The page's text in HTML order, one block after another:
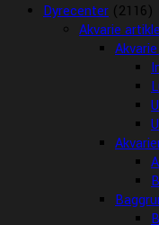
Dyrecenter (2116)
Akvarie